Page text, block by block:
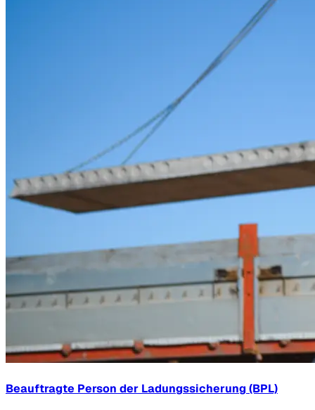
Beauftragte Person der Ladungssicherung (BPL)